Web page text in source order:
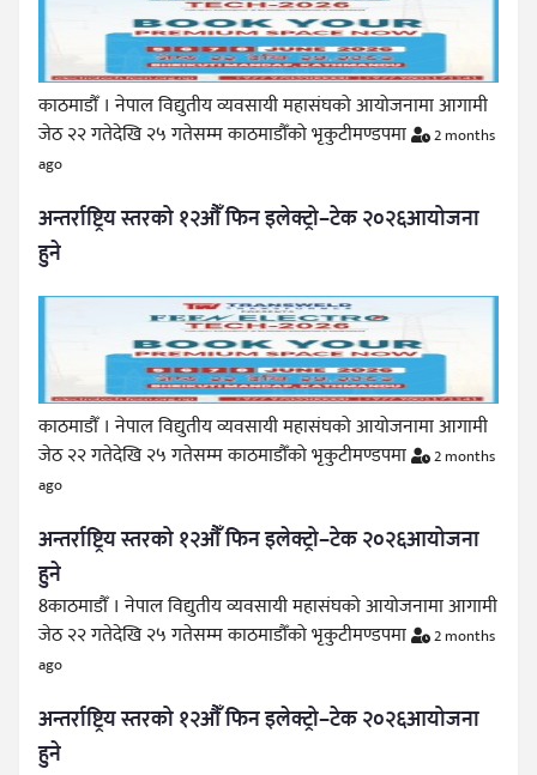
काठमाडौँ । नेपाल विद्युतीय व्यवसायी महासंघको आयोजनामा आगामी
जेठ २२ गतेदेखि २५ गतेसम्म काठमाडौँको भृकुटीमण्डपमा
2 months
ago
अन्तर्राष्ट्रिय स्तरको १२औँ फिन इलेक्ट्रो–टेक २०२६आयोजना
हुने
काठमाडौँ । नेपाल विद्युतीय व्यवसायी महासंघको आयोजनामा आगामी
जेठ २२ गतेदेखि २५ गतेसम्म काठमाडौँको भृकुटीमण्डपमा
2 months
ago
अन्तर्राष्ट्रिय स्तरको १२औँ फिन इलेक्ट्रो–टेक २०२६आयोजना
हुने
8काठमाडौँ । नेपाल विद्युतीय व्यवसायी महासंघको आयोजनामा आगामी
जेठ २२ गतेदेखि २५ गतेसम्म काठमाडौँको भृकुटीमण्डपमा
2 months
ago
अन्तर्राष्ट्रिय स्तरको १२औँ फिन इलेक्ट्रो–टेक २०२६आयोजना
हुने